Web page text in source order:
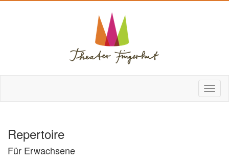
Repertoire
Für Erwachsene